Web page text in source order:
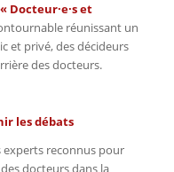
« Docteur·e·s et
réunissant un
et privé, des décideurs
des docteurs.
les débats
experts reconnus pour
docteurs dans la